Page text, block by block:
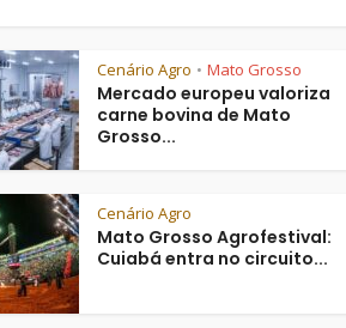
Cenário Agro • Mato Grosso
Mercado europeu valoriza
carne bovina de Mato
Grosso...
Cenário Agro
Mato Grosso Agrofestival:
Cuiabá entra no circuito...